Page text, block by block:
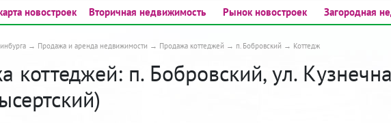
новостроек Вторичная недвижимость Рынок новостроек Загородная
Продажа и аренда недвижимости Продажа коттеджей п. Бобровский Коттедж
коттеджей: п. Бобровский, ул.